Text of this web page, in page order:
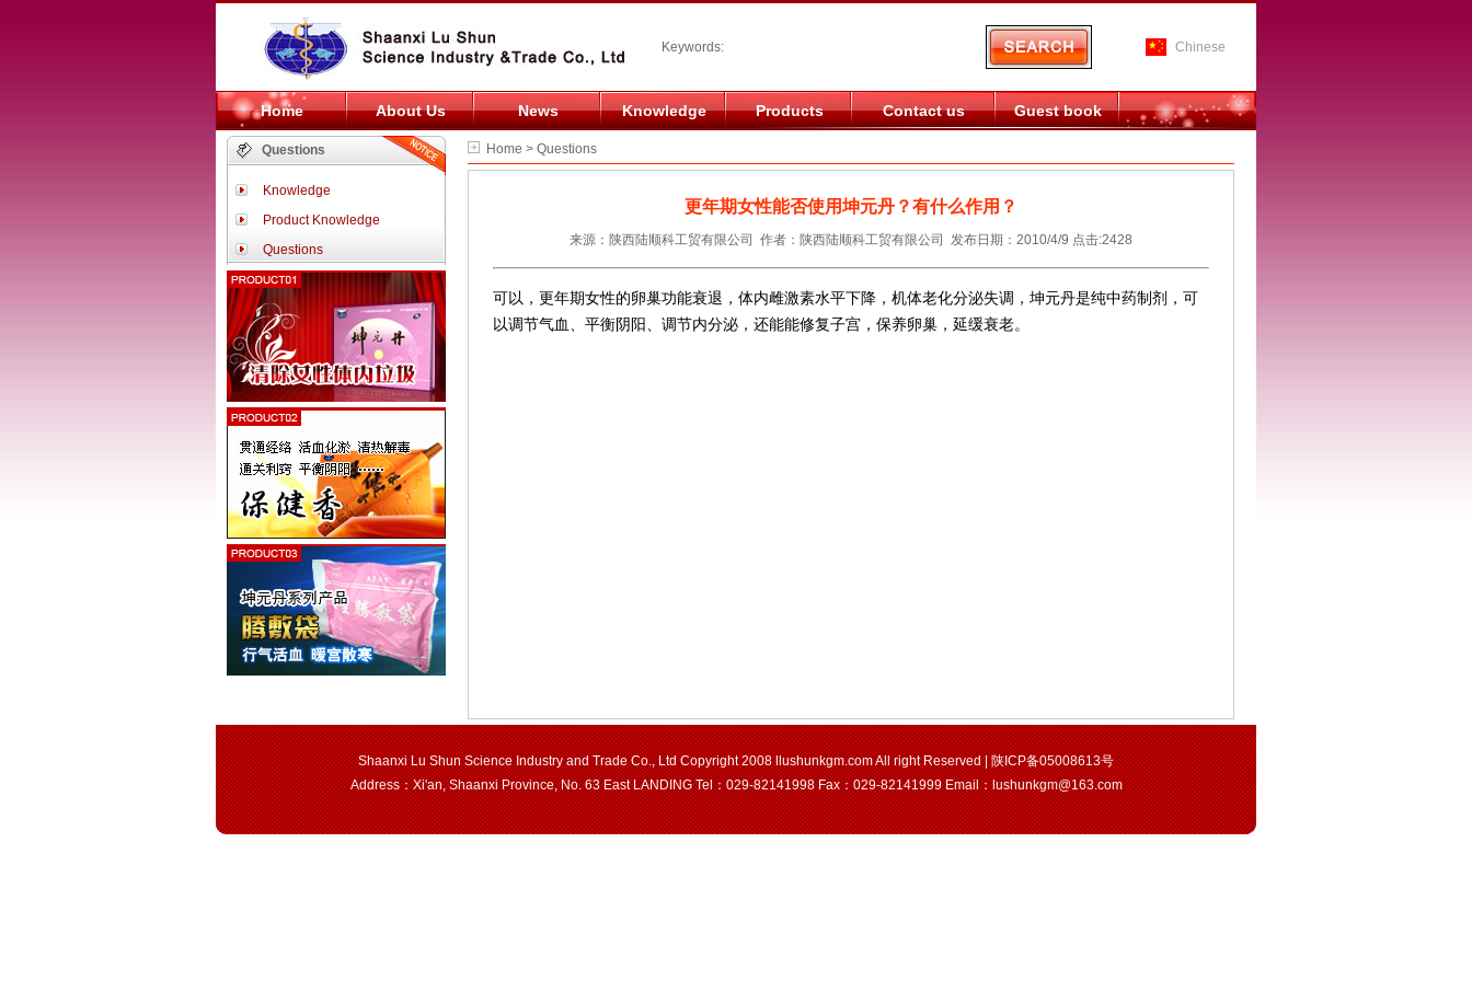
Keywords: Chinese
Home About Us News Knowledge Products Contact us Guest book
Questions
Knowledge
Product Knowledge
Questions
Home > Questions
更年期女性能否使用坤元丹？有什么作用？
来源：陕西陆顺科工贸有限公司 作者：陕西陆顺科工贸有限公司 发布日期：2010/4/9 点击:2428
可以，更年期女性的卵巢功能衰退，体内雌激素水平下降，机体老化分泌失调，坤元丹是纯中药制剂，可
以调节气血、平衡阴阳、调节内分泌，还能能修复子宫，保养卵巢，延缓衰老。
Shaanxi Lu Shun Science Industry and Trade Co., Ltd Copyright 2008llushunkgm.comAll right Reserved | 陕ICP备05008613号
Address：Xi'an, Shaanxi Province, No. 63 East LANDING Tel：029-82141998 Fax：029-82141999Email：lushunkgm@163.com